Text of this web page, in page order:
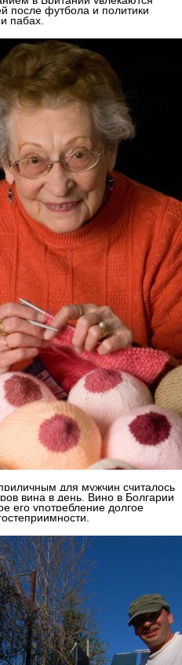
после футбола и политики
пабах.
для мужчин считалось
вина в день. Вино в Болгарии
его употребление долгое